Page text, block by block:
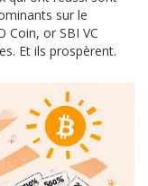
sur le
Coin, or SBI VC
Et ils prospèrent.